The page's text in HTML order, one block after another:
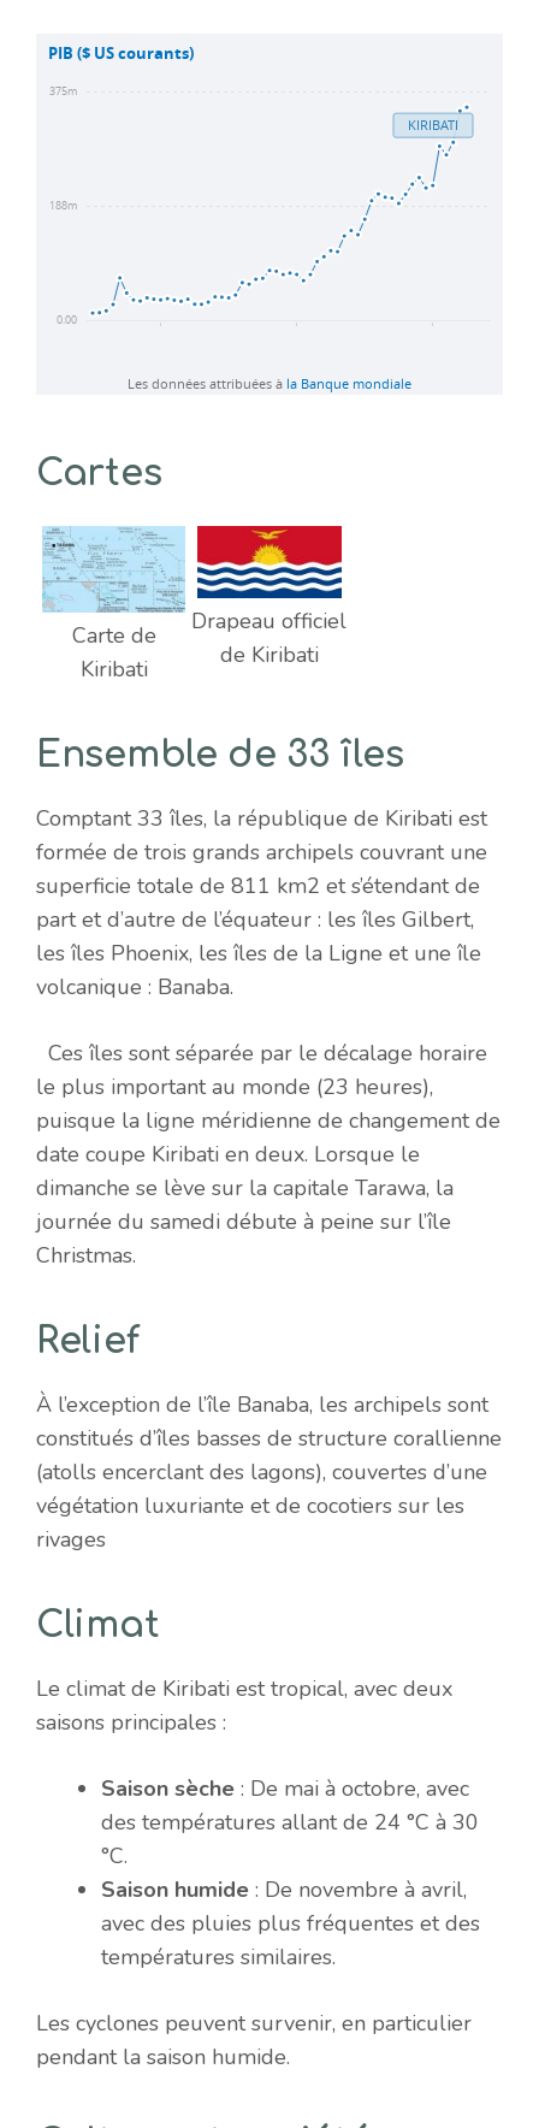
Cartes
Carte de
Kiribati
Drapeau officiel
de Kiribati
Ensemble de 33 îles
Comptant 33 îles, la république de Kiribati est
formée de trois grands archipels couvrant une
superficie totale de 811 km2 et s’étendant de
part et d’autre de l’équateur : les îles Gilbert,
les îles Phoenix, les îles de la Ligne et une île
volcanique : Banaba.
Ces îles sont séparée par le décalage horaire
le plus important au monde (23 heures),
puisque la ligne méridienne de changement de
date coupe Kiribati en deux. Lorsque le
dimanche se lève sur la capitale Tarawa, la
journée du samedi débute à peine sur l’île
Christmas.
Relief
À l’exception de l’île Banaba, les archipels sont
constitués d’îles basses de structure corallienne
(atolls encerclant des lagons), couvertes d’une
végétation luxuriante et de cocotiers sur les
rivages
Climat
Le climat de Kiribati est tropical, avec deux
saisons principales :
Saison sèche : De mai à octobre, avec
des températures allant de 24 °C à 30
°C.
Saison humide : De novembre à avril,
avec des pluies plus fréquentes et des
températures similaires.
Les cyclones peuvent survenir, en particulier
pendant la saison humide.